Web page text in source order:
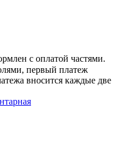
с оплатой частями.
первый платеж
вносится каждые две